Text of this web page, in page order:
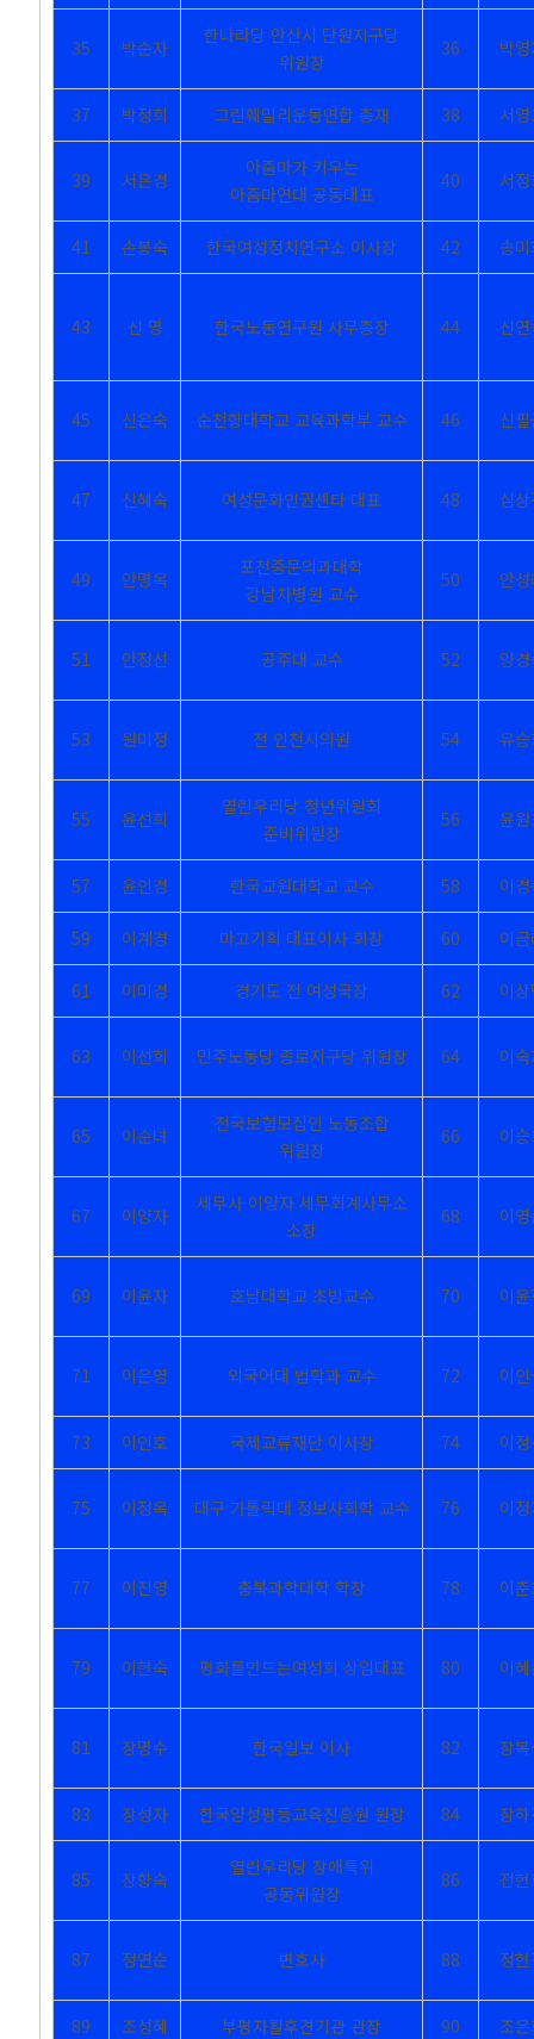
35 박순자
한나라당 안산시 단원지구당
위원장
36 박
37 박정희 그린훼밀리운동연합 총재 38 서
39 서은경
아줌마가 키우는
아줌마연대 공동대표
40 서
41 손봉숙 한국여성정치연구소 이사장 42 송
43 신 명 한국노동연구원 사무총장 44 신
45 신은숙 순천향대학교 교육과학부 교수 46 신
47 신혜숙 여성문화인권센타 대표 48 심
49 안명옥
포천중문의과대학
강남차병원 교수
50 안
51 안정선 공주대 교수 52 양
53 원미정 전 인천시의원 54 유
55 윤선희
열린우리당 청년위원회
준비위원장
56 윤
57 윤인경 한국교원대학교 교수 58 이
59 이계경 마고기획 대표이사 회장 60 이
61 이미경 경기도 전 여성국장 62 이
63 이선희 민주노동당 종로지구당 위원장 64 이
65 이순녀
전국보험모집인 노동조합
위원장
66 이
67 이양자
세무사 이양자 세무회계사무소
소장
68 이
69 이윤자 호남대학교 초빙교수 70 이
71 이은영 외국어대 법학과 교수 72 이
73 이인호 국제교류재단 이사장 74 이
75 이정옥 대구 가톨릭대 정보사회학 교수 76 이
77 이진영 충북과학대학 학장 78 이
79 이현숙 평화를만드는여성회 상임대표 80 이
81 장명수 한국일보 이사 82 장
83 장성자 한국양성평등교육진흥원 원장 84 장
85 장향숙
열린우리당 장애특위
공동위원장
86 전
87 정연순 변호사 88 정
89 조성혜 부평자활후견기관 관장 90 조